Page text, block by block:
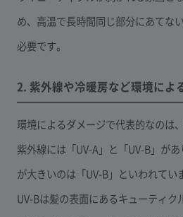
め、高温で長時間同じ部分にあてな
必要です。
2. 紫外線や冷暖房など環境によ
環境によるダメージで代表的なのは
紫外線には「UV-A」と「UV-B」が
が大きいのは「UV-B」といわれてい
UV-Bは髪の表面にあるキューティ